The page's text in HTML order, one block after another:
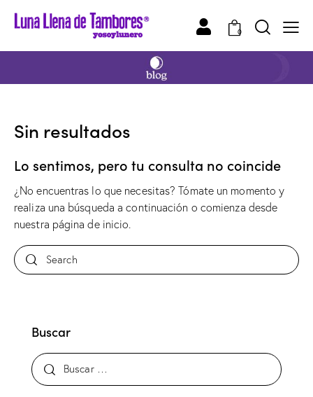
0
Sin resultados
Lo sentimos, pero tu consulta no coincide
¿No encuentras lo que necesitas? Tómate un momento y
realiza una búsqueda a continuación o comienza desde
nuestra página de inicio.
Buscar